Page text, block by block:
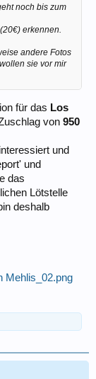
noch bis zum
erkennen.
andere Fotos
sie vor mir
für das Los
von 950
und
und
das
Lötstelle
deshalb